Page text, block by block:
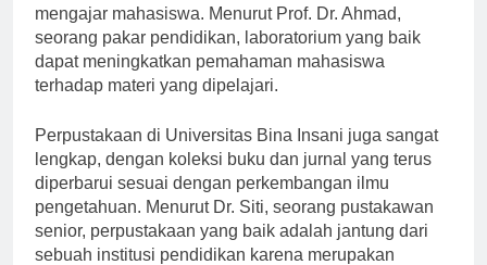
mengajar mahasiswa. Menurut Prof. Dr. Ahmad,
seorang pakar pendidikan, laboratorium yang baik
dapat meningkatkan pemahaman mahasiswa
terhadap materi yang dipelajari.
Perpustakaan di Universitas Bina Insani juga sangat
lengkap, dengan koleksi buku dan jurnal yang terus
diperbarui sesuai dengan perkembangan ilmu
pengetahuan. Menurut Dr. Siti, seorang pustakawan
senior, perpustakaan yang baik adalah jantung dari
sebuah institusi pendidikan karena merupakan